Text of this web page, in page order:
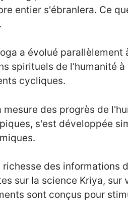
entier s'ébranlera. Ce
a évolué
spirituels de l'humanité
cycliques.
mesure des progrès de
s'est développée
richesse des informations
sur la science Kriya, sur
sont conçus pour